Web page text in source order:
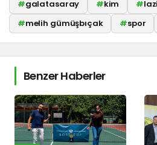
#galatasaray #kim #
#melih gümüşbıçak #spor
Benzer Haberler